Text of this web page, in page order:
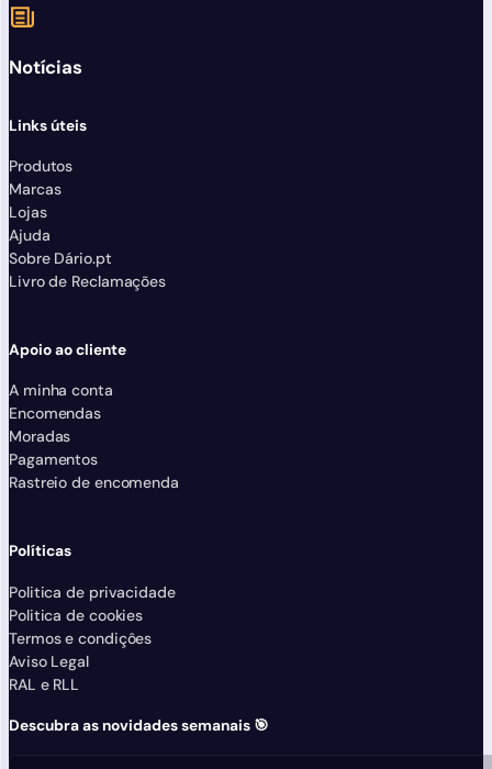
Notícias
Links úteis
Produtos
Marcas
Lojas
Ajuda
Sobre Dário.pt
Livro de Reclamações
Apoio ao cliente
A minha conta
Encomendas
Moradas
Pagamentos
Rastreio de encomenda
Políticas
Politica de privacidade
Politica de cookies
Termos e condiçôes
Aviso Legal
RAL e RLL
Descubra as novidades semanais 🎯